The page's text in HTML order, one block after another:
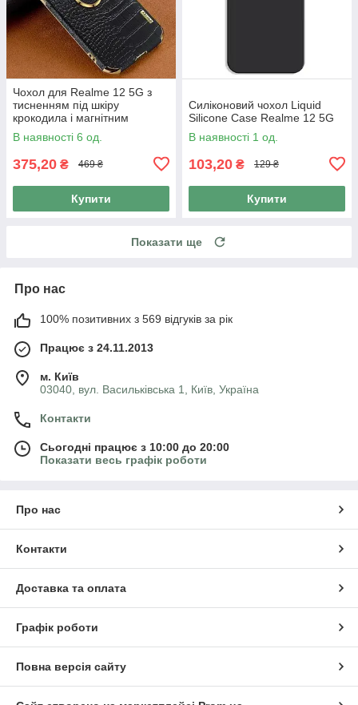
Чохол для Realme 12 5G з
тисненням під шкіру
крокодила і магнітним
утримувачем
В наявності 6 од.
375,20 ₴ 469 ₴
Купити
Силіконовий чохол Liquid
Silicone Case Realme 12 5G
В наявності 1 од.
103,20 ₴ 129 ₴
Купити
Показати ще
Про нас
100% позитивних з 569 відгуків за рік
Працює з 24.11.2013
м. Київ
03040, вул. Васильківська 1, Київ, Україна
Контакти
Сьогодні працює з 10:00 до 20:00
Показати весь графік роботи
Про нас
Контакти
Доставка та оплата
Графік роботи
Повна версія сайту